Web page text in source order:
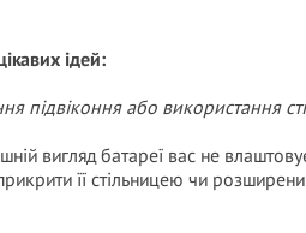
ідей:
підвіконня або використання
вигляд батареї вас не
її стільницею чи